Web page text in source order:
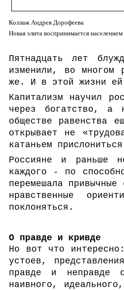
Коллаж Андрея Дорофеева
Новая элита воспринимается
Пятнадцать лет
изменили, во многом
же. И в этой жизни
Капитализм научил
через богатство, а
обществе равенства
открывает не
катаньем
Россияне и раньше
каждого - по
перемешала
нравственные
поклоняться.
О правде и кривде
Но вот что
устоев,
правде и неправде
наивного,